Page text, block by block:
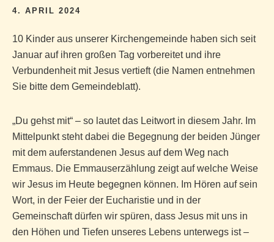
4. APRIL 2024
10 Kinder aus unserer Kirchengemeinde haben sich seit
Januar auf ihren großen Tag vorbereitet und ihre
Verbundenheit mit Jesus vertieft (die Namen entnehmen
Sie bitte dem Gemeindeblatt).
„Du gehst mit“ – so lautet das Leitwort in diesem Jahr. Im
Mittelpunkt steht dabei die Begegnung der beiden Jünger
mit dem auferstandenen Jesus auf dem Weg nach
Emmaus. Die Emmauserzählung zeigt auf welche Weise
wir Jesus im Heute begegnen können. Im Hören auf sein
Wort, in der Feier der Eucharistie und in der
Gemeinschaft dürfen wir spüren, dass Jesus mit uns in
den Höhen und Tiefen unseres Lebens unterwegs ist –